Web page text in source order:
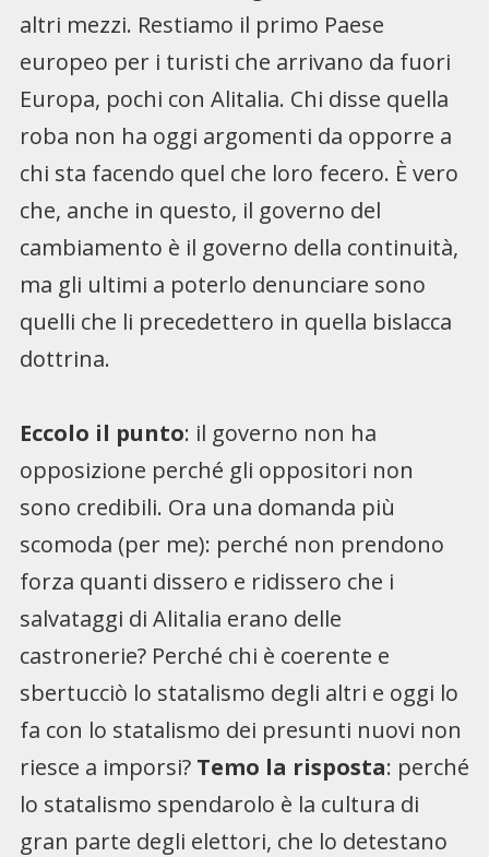
altri mezzi. Restiamo il primo Paese
europeo per i turisti che arrivano da fuori
Europa, pochi con Alitalia. Chi disse quella
roba non ha oggi argomenti da opporre a
chi sta facendo quel che loro fecero. È vero
che, anche in questo, il governo del
cambiamento è il governo della continuità,
ma gli ultimi a poterlo denunciare sono
quelli che li precedettero in quella bislacca
dottrina.
Eccolo il punto: il governo non ha
opposizione perché gli oppositori non
sono credibili. Ora una domanda più
scomoda (per me): perché non prendono
forza quanti dissero e ridissero che i
salvataggi di Alitalia erano delle
castronerie? Perché chi è coerente e
sbertucciò lo statalismo degli altri e oggi lo
fa con lo statalismo dei presunti nuovi non
riesce a imporsi?Temo la risposta: perché
lo statalismo spendarolo è la cultura di
gran parte degli elettori, che lo detestano